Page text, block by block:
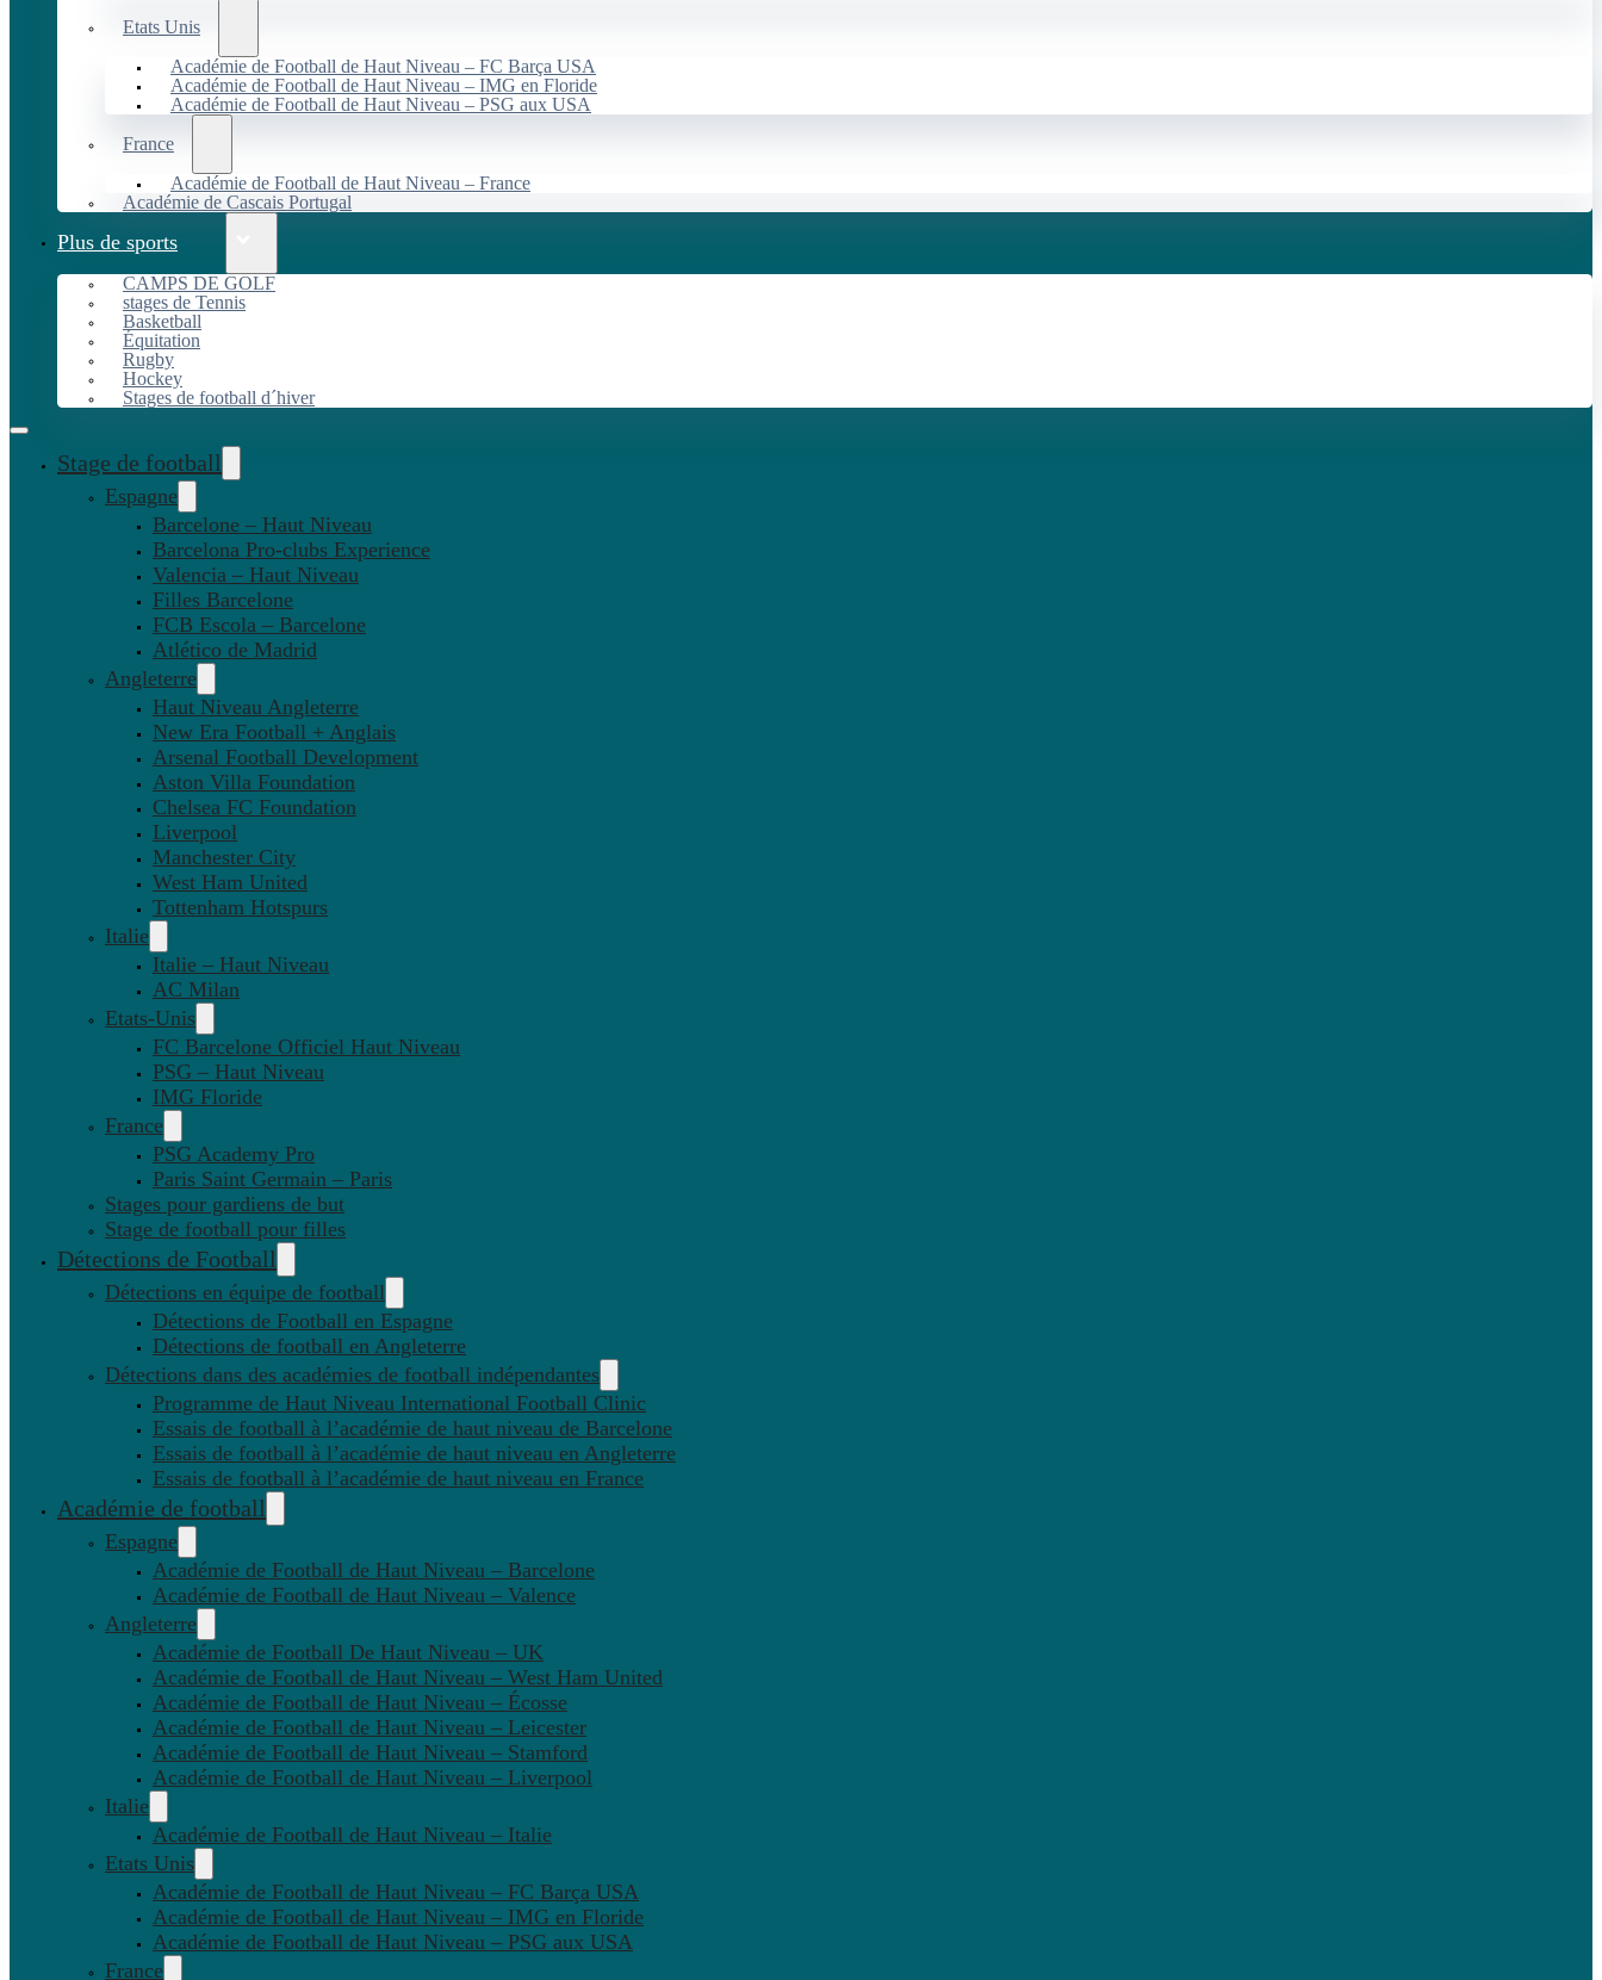
Etats Unis
Académie de Football de Haut Niveau – FC Barça USA
Académie de Football de Haut Niveau – IMG en Floride
Académie de Football de Haut Niveau – PSG aux USA
France
Académie de Football de Haut Niveau – France
Académie de Cascais Portugal
Plus de sports
CAMPS DE GOLF
stages de Tennis
Basketball
Équitation
Rugby
Hockey
Stages de football d´hiver
Stage de football
Espagne
Barcelone – Haut Niveau
Barcelona Pro-clubs Experience
Valencia – Haut Niveau
Filles Barcelone
FCB Escola – Barcelone
Atlético de Madrid
Angleterre
Haut Niveau Angleterre
New Era Football + Anglais
Arsenal Football Development
Aston Villa Foundation
Chelsea FC Foundation
Liverpool
Manchester City
West Ham United
Tottenham Hotspurs
Italie
Italie – Haut Niveau
AC Milan
Etats-Unis
FC Barcelone Officiel Haut Niveau
PSG – Haut Niveau
IMG Floride
France
PSG Academy Pro
Paris Saint Germain – Paris
Stages pour gardiens de but
Stage de football pour filles
Détections de Football
Détections en équipe de football
Détections de Football en Espagne
Détections de football en Angleterre
Détections dans des académies de football indépendantes
Programme de Haut Niveau International Football Clinic
Essais de football à l’académie de haut niveau de Barcelone
Essais de football à l’académie de haut niveau en Angleterre
Essais de football à l’académie de haut niveau en France
Académie de football
Espagne
Académie de Football de Haut Niveau – Barcelone
Académie de Football de Haut Niveau – Valence
Angleterre
Académie de Football De Haut Niveau – UK
Académie de Football de Haut Niveau – West Ham United
Académie de Football de Haut Niveau – Écosse
Académie de Football de Haut Niveau – Leicester
Académie de Football de Haut Niveau – Stamford
Académie de Football de Haut Niveau – Liverpool
Italie
Académie de Football de Haut Niveau – Italie
Etats Unis
Académie de Football de Haut Niveau – FC Barça USA
Académie de Football de Haut Niveau – IMG en Floride
Académie de Football de Haut Niveau – PSG aux USA
France